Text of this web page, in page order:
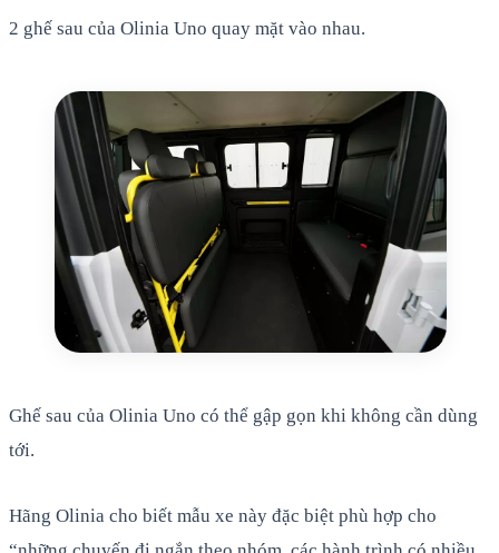
2 ghế sau của Olinia Uno quay mặt vào nhau.
Ghế sau của Olinia Uno có thể gập gọn khi không cần dùng
tới.
Hãng Olinia cho biết mẫu xe này đặc biệt phù hợp cho